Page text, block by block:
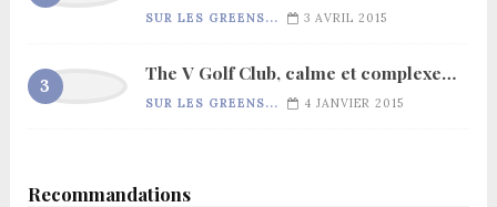
SUR LES GREENS... 3 AVRIL 2015
The V Golf Club, calme et complexe…
SUR LES GREENS... 4 JANVIER 2015
Recommandations